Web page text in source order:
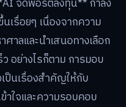
จัดพอร์ตลงทุน** กำลัง
เรื่อยๆ เนื่องจากความ
าลและนำเสนอทางเลือก
อย่างไรก็ตาม การมอบ
ป็นเรื่องสำคัญให้กับ
าใจและความรอบคอบ